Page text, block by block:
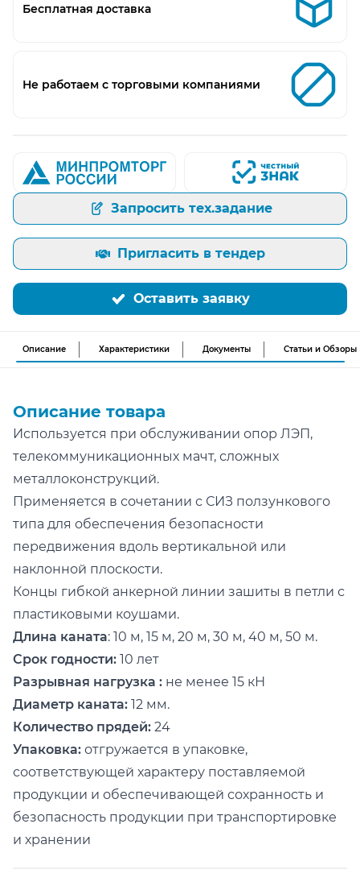
Бесплатная доставка
Не работаем с торговыми компаниями
Запросить тех.задание
Пригласить в тендер
Оставить заявку
Описание Характеристики Документы Статьи и Обзоры
Описание товара
Используется при обслуживании опор ЛЭП,
телекоммуникационных мачт, сложных
металлоконструкций.
Применяется в сочетании с СИЗ ползункового
типа для обеспечения безопасности
передвижения вдоль вертикальной или
наклонной плоскости.
Концы гибкой анкерной линии зашиты в петли с
пластиковыми коушами.
Длина каната: 10 м, 15 м, 20 м, 30 м, 40 м, 50 м.
Срок годности: 10 лет
Разрывная нагрузка : не менее 15 кН
Диаметр каната: 12 мм.
Количество прядей: 24
Упаковка: отгружается в упаковке,
соответствующей характеру поставляемой
продукции и обеспечивающей сохранность и
безопасность продукции при транспортировке
и хранении